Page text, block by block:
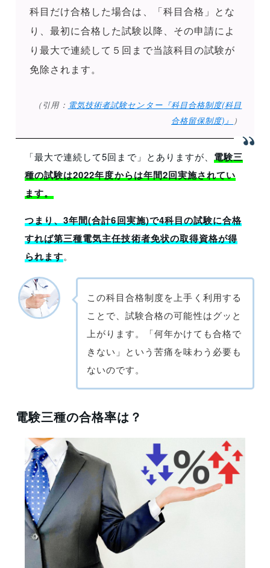
科目だけ合格した場合は、「科目合格」とな
り、最初に合格した試験以降、その申請によ
り最大で連続して５回まで当該科目の試験が
免除されます。
（引用： 電気技術者試験センター『科目合格制度(科目
合格留保制度)』 ）
「最大で連続して5回まで」とありますが、 電験三
種の試験は2022年度からは年間2回実施されてい
ます。
つまり、3年間(合計6回実施)で4科目の試験に合格
すれば第三種電気主任技術者免状の取得資格が得
られます。
この科目合格制度を上手く利用する
ことで、試験合格の可能性はグッと
上がります。「何年かけても合格で
きない」という苦痛を味わう必要も
ないのです。
電験三種の合格率は？